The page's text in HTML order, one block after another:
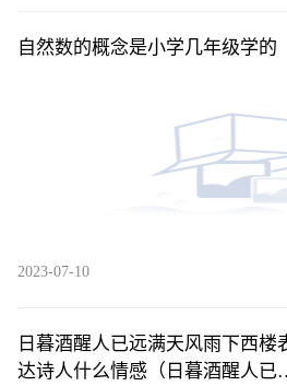
自然数的概念是小学几年级学的
2023-07-10
日暮酒醒人已远满天风雨下西楼
达诗人什么情感（日暮酒醒人已